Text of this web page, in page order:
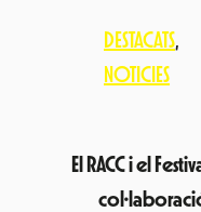
DESTACATS
NOTICIES
El RACC i el